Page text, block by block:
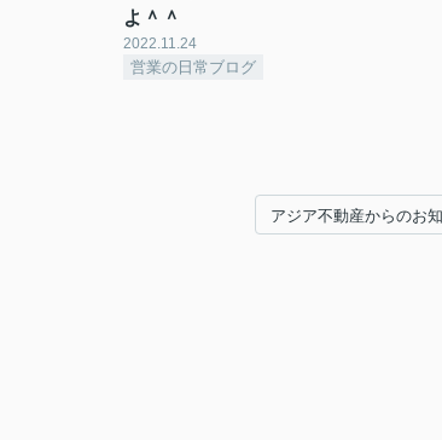
よ＾＾
2022.11.24
営業の日常ブログ
アジア不動産からのお